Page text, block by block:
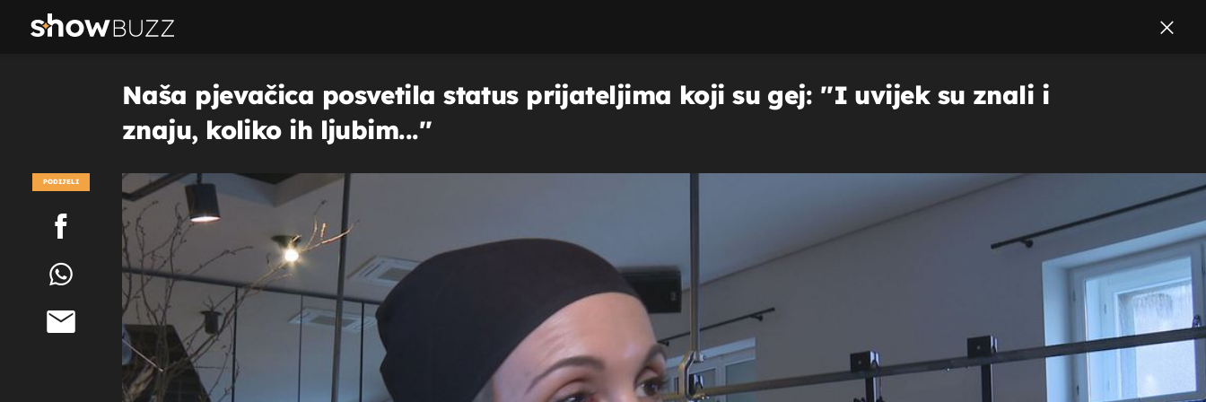
Naša pjevačica posvetila status prijateljima koji su gej: ''I uvijek su znali i
znaju, koliko ih ljubim...''
PODIJELI
POGLEDAJ